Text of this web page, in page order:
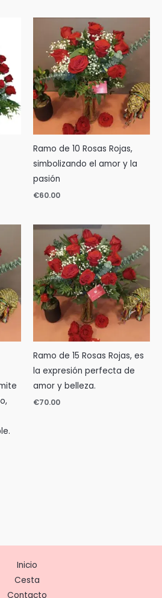
Ramo de 10 Rosas Rojas,
simbolizando el amor y la
pasión
€60.00
Ramo de 15 Rosas Rojas, es
la expresión perfecta de
amor y belleza.
€70.00
Inicio
Cesta
Contacto